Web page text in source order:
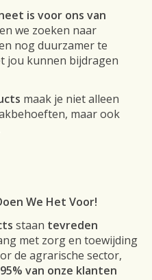
is voor ons van
we zoeken naar
nog duurzamer te
jou kunnen bijdragen
maak je niet alleen
maar ook
We Het Voor!
staan tevreden
met zorg en toewijding
de agrarische sector,
95% van onze klanten